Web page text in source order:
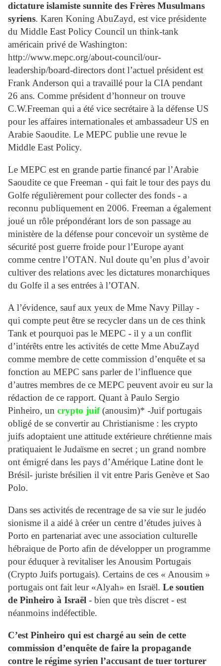
dictature islamiste sunnite des Frères Musulmans
syriens. Karen Koning AbuZayd, est vice présidente
du Middle East Policy Council un think-tank
américain privé de Washington:
http://www.mepc.org/about-council/our-
leadership/board-directors dont l’actuel président est
Frank Anderson qui a travaillé pour la CIA pendant
26 ans. Comme président d’honneur on trouve
C.W.Freeman qui a été vice secrétaire à la défense US
pour les affaires internationales et ambassadeur US en
Arabie Saoudite. Le MEPC publie une revue le
Middle East Policy.
Le MEPC est en grande partie financé par l’Arabie
Saoudite ce que Freeman - qui fait le tour des pays du
Golfe régulièrement pour collecter des fonds - a
reconnu publiquement en 2006. Freeman a également
joué un rôle prépondérant lors de son passage au
ministère de la défense pour concevoir un système de
sécurité post guerre froide pour l’Europe ayant
comme centre l’OTAN. Nul doute qu’en plus d’avoir
cultiver des relations avec les dictatures monarchiques
du Golfe il a ses entrées à l’OTAN.
A l’évidence, sauf aux yeux de Mme Navy Pillay -
qui compte peut être se recycler dans un de ces think
Tank et pourquoi pas le MEPC - il y a un conflit
d’intérêts entre les activités de cette Mme AbuZayd
comme membre de cette commission d’enquête et sa
fonction au MEPC sans parler de l’influence que
d’autres membres de ce MEPC peuvent avoir eu sur la
rédaction de ce rapport. Quant à Paulo Sergio
Pinheiro, un crypto juif(anousim)* -Juif portugais
obligé de se convertir au Christianisme : les crypto
juifs adoptaient une attitude extérieure chrétienne mais
pratiquaient le Judaïsme en secret ; un grand nombre
ont émigré dans les pays d’Amérique Latine dont le
Brésil- juriste brésilien il vit entre Paris Genève et Sao
Polo.
Dans ses activités de recentrage de sa vie sur le judéo
sionisme il a aidé à créer un centre d’études juives à
Porto en partenariat avec une association culturelle
hébraique de Porto afin de développer un programme
pour éduquer à revitaliser les Anousim Portugais
(Crypto Juifs portugais). Certains de ces « Anousim »
portugais ont fait leur «Alyah» en Israël. Le soutien
de Pinheiro à Israël - bien que très discret - est
néanmoins indéfectible.
C’est Pinheiro qui est chargé au sein de cette
commission d’enquête de faire la propagande
contre le régime syrien l’accusant de tuer torturer